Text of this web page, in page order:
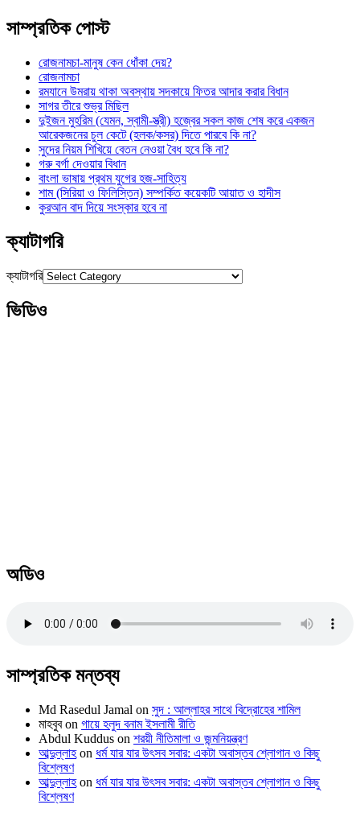
সাম্প্রতিক পোস্ট
রোজনামচা-মানুষ কেন ধোঁকা দেয়?
রোজনামচা
রমযানে উমরায় থাকা অবস্থায় সদকায়ে ফিতর আদার করার বিধান
সাগর তীরে শুভ্র মিছিল
দুইজন মুহরিম (যেমন, স্বামী-স্ত্রী) হজ্বের সকল কাজ শেষ করে একজন
আরেকজনের চুল কেটে (হলক/কসর) দিতে পারবে কি না?
সুদের নিয়ম শিখিয়ে বেতন নেওয়া বৈধ হবে কি না?
গরু বর্গা দেওয়ার বিধান
বাংলা ভাষায় প্রথম যুগের হজ-সাহিত্য
শাম (সিরিয়া ও ফিলিস্তিন) সম্পর্কিত কয়েকটি আয়াত ও হাদীস
কুরআন বাদ দিয়ে সংস্কার হবে না
ক্যাটাগরি
ক্যাটাগরি
ভিডিও
অডিও
সাম্প্রতিক মন্তব্য
Md Rasedul Jamal on সুদ : আল্লাহর সাথে বিদ্রোহের শামিল
মাহবুবon গায়ে হলুদ বনাম ইসলামী রীতি
Abdul Kuddus on শরয়ী নীতিমালা ও জন্মনিয়ন্ত্রণ
আব্দুল্লাহon ধর্ম যার যার উৎসব সবার: একটা অবাস্তব শ্লোগান ও কিছু
বিশ্লেষণ
আব্দুল্লাহon ধর্ম যার যার উৎসব সবার: একটা অবাস্তব শ্লোগান ও কিছু
বিশ্লেষণ